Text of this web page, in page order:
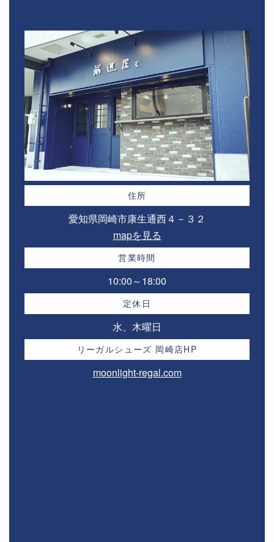
住所
愛知県岡崎市康生通西４－３２⁣
mapを見る
営業時間
10:00～18:00⁣
定休日
水、木曜日
リーガルシューズ 岡崎店HP
moonlight-regal.com